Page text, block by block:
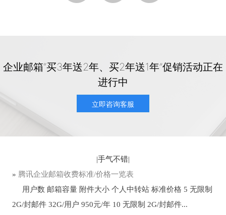
企业邮箱“买3年送2年、买2年送1年”促销活动正在
进行中
立即咨询客服
|手气不错|
» 腾讯企业邮箱收费标准/价格一览表
用户数 邮箱容量 附件大小 个人中转站 标准价格 5 无限制
2G/封邮件 32G/用户 950元/年 10 无限制 2G/封邮件...